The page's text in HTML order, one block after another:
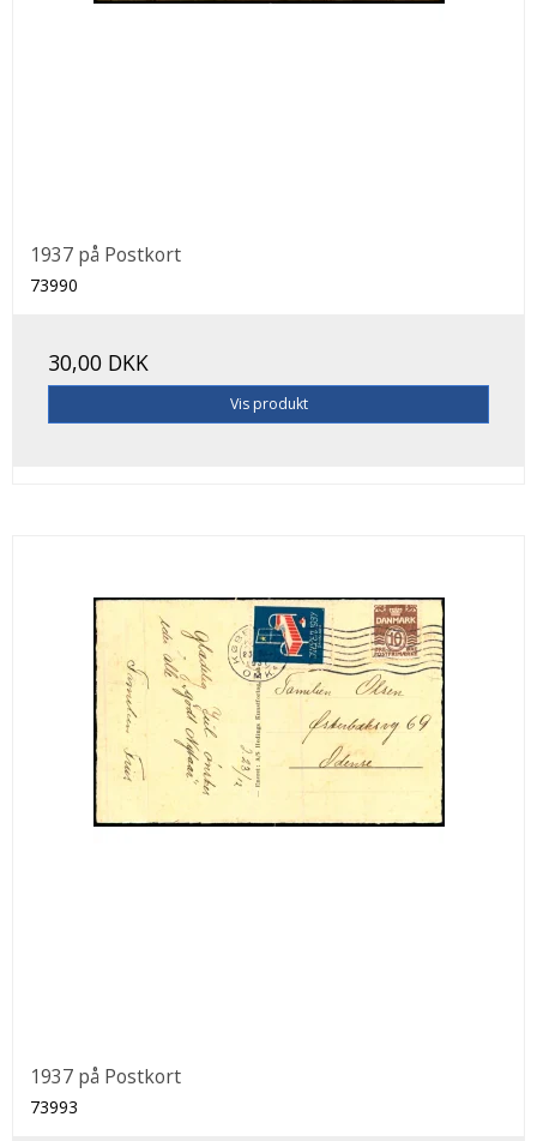
1937 på Postkort
73990
30,00 DKK
Vis produkt
1937 på Postkort
73993